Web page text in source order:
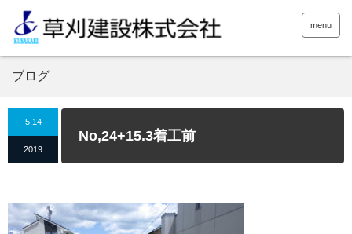
menu
ブログ
5.14
2019
No,24+15.3着工前